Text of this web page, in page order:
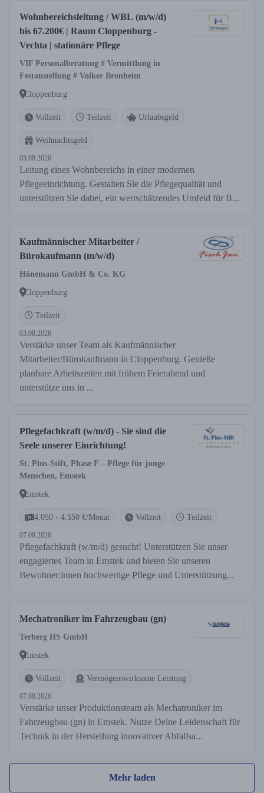
Wohnbereichsleitung / WBL (m/w/d)
bis 67.200€ | Raum Cloppenburg -
Vechta | stationäre Pflege
VIF Personalberatung # Vermittlung in
Festanstellung # Volker Bronheim
Cloppenburg
Vollzeit Teilzeit Urlaubsgeld
Weihnachtsgeld
03.08.2026
Leitung eines Wohnbereichs in einer modernen
Pflegeeinrichtung. Gestalten Sie die Pflegequalität und
unterstützen Sie dabei, ein wertschätzendes Umfeld für B...
Kaufmännischer Mitarbeiter /
Bürokaufmann (m/w/d)
Hönemann GmbH & Co. KG
Cloppenburg
Teilzeit
03.08.2026
Verstärke unser Team als Kaufmännischer
Mitarbeiter/Bürokaufmann in Cloppenburg. Genieße
planbare Arbeitszeiten mit frühem Feierabend und
unterstütze uns in ...
Pflegefachkraft (w/m/d) - Sie sind die
Seele unserer Einrichtung!
St. Pius-Stift, Phase F – Pflege für junge
Menschen, Emstek
Emstek
4.050 - 4.550 €/Monat Vollzeit Teilzeit
07.08.2026
Pflegefachkraft (w/m/d) gesucht! Unterstützen Sie unser
engagiertes Team in Emstek und bieten Sie unseren
Bewohner:innen hochwertige Pflege und Unterstützung...
Mechatroniker im Fahrzeugbau (gn)
Terberg HS GmbH
Emstek
Vollzeit Vermögenswirksame Leistung
07.08.2026
Verstärke unser Produktionsteam als Mechatroniker im
Fahrzeugbau (gn) in Emstek. Nutze Deine Leidenschaft für
Technik in der Herstellung innovativer Abfallsa...
Mehr laden